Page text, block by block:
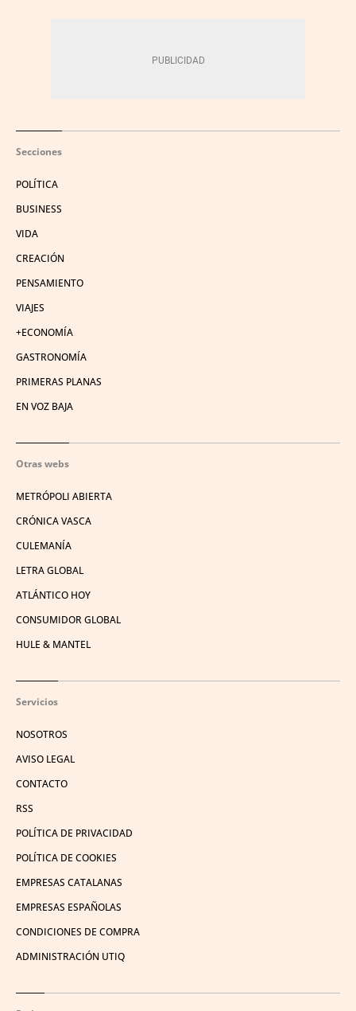
Secciones
POLÍTICA
BUSINESS
VIDA
CREACIÓN
PENSAMIENTO
VIAJES
+ECONOMÍA
GASTRONOMÍA
PRIMERAS PLANAS
EN VOZ BAJA
Otras webs
METRÓPOLI ABIERTA
CRÓNICA VASCA
CULEMANÍA
LETRA GLOBAL
ATLÁNTICO HOY
CONSUMIDOR GLOBAL
HULE & MANTEL
Servicios
NOSOTROS
AVISO LEGAL
CONTACTO
RSS
POLÍTICA DE PRIVACIDAD
POLÍTICA DE COOKIES
EMPRESAS CATALANAS
EMPRESAS ESPAÑOLAS
CONDICIONES DE COMPRA
ADMINISTRACIÓN UTIQ